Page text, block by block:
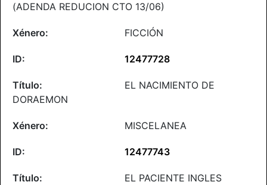
(ADENDA REDUCION CTO 13/06)
FICCIÓN
12477728
EL NACIMIENTO DE
DORAEMON
MISCELANEA
12477743
EL PACIENTE INGLES